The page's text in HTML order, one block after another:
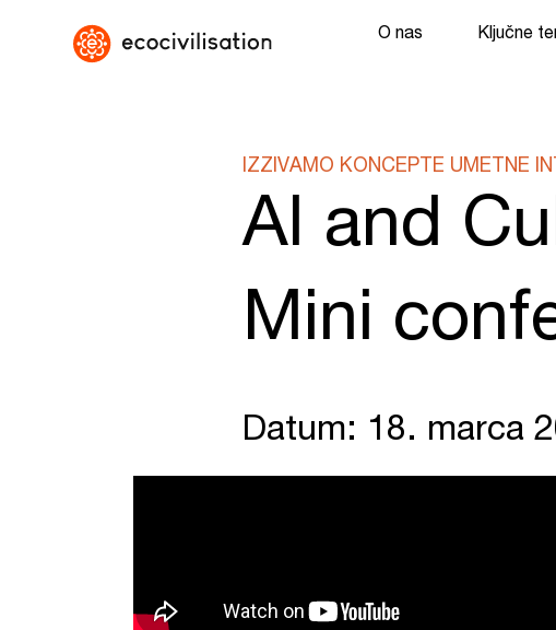
O nas Ključne
IZZIVAMO KONCEPTE UMETNE
AI and
Mini
Datum: 18. marca